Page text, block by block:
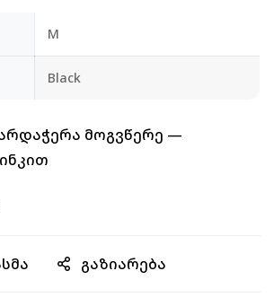
M
Black
მოგვწერე —
გაზიარება